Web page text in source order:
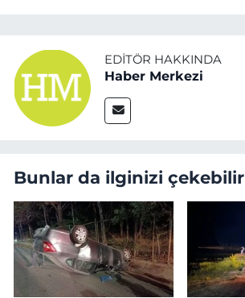
EDITÖR HAKKINDA
Haber Merkezi
Bunlar da ilginizi çekebilir